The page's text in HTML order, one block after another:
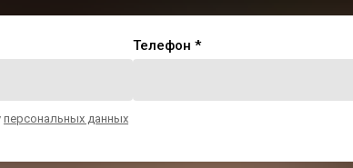
Телефон *
персональных данных